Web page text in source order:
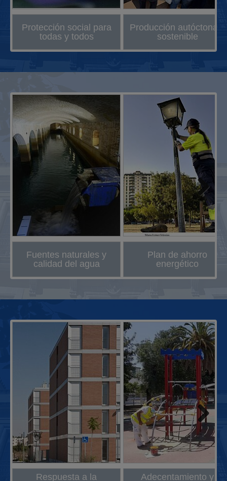
Protección social para
todas y todos
Producción autóctona y
sostenible
Fuentes naturales y
calidad del agua
Plan de ahorro
energético
Next
Respuesta a la
Adecentamiento y
Next